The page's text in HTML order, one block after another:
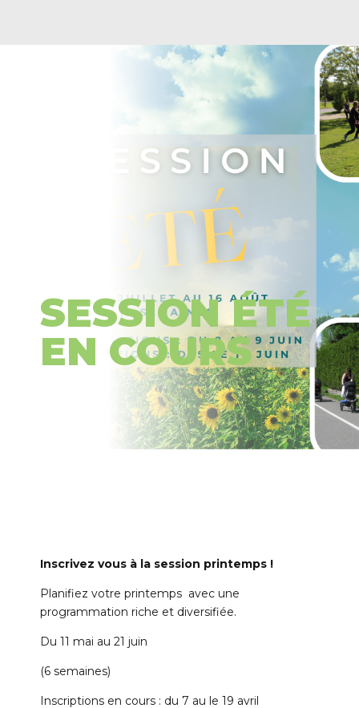
SESSION ÉTÉ
EN COURS
Inscrivez vous à la session printemps !
Planifiez votre printemps avec une
programmation riche et diversifiée.
Du 11 mai au 21 juin
(6 semaines)
Inscriptions en cours : du 7 au le 19 avril